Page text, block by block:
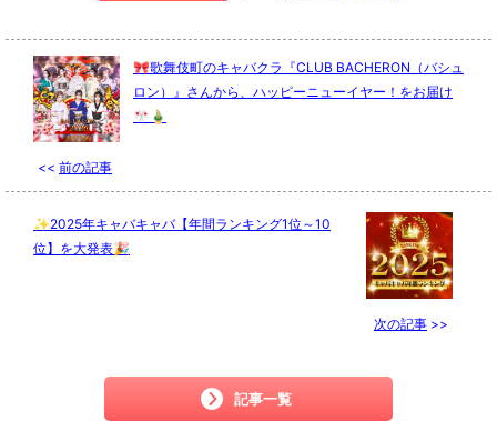
<< 前の記事
🎀歌舞伎町のキャバクラ『CLUB BACHERON（バシュ
ロン）』さんから、ハッピーニューイヤー！をお届け
🎌🎍
次の記事 >>
✨2025年キャバキャバ【年間ランキング1位～10
位】を大発表🎉
記事一覧